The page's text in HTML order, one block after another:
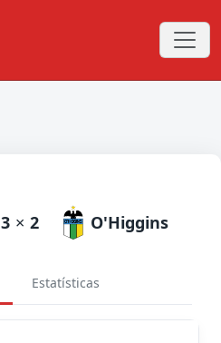
3 × 2 O'Higgins
Estatísticas